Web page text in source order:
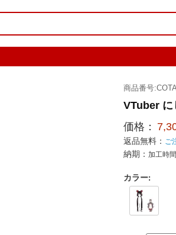
商品番号
VTuber に
価格：
返品無料： ご
納期： 加工時
カラー: